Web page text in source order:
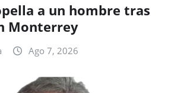
a un hombre tras
Monterrey
Ago 7, 2026